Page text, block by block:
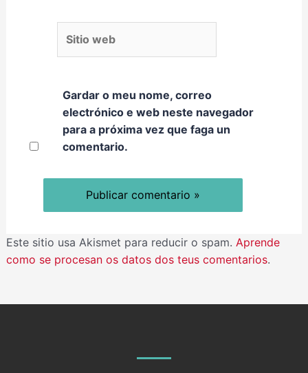
Gardar o meu nome, correo
electrónico e web neste navegador
para a próxima vez que faga un
comentario.
Este sitio usa Akismet para reducir o spam. Aprende
como se procesan os datos dos teus comentarios.